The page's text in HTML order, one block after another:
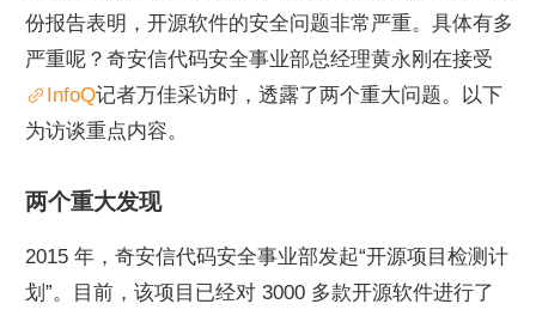
份报告表明，开源软件的安全问题非常严重。具体有多
严重呢？奇安信代码安全事业部总经理黄永刚在接受
InfoQ记者万佳采访时，透露了两个重大问题。以下
为访谈重点内容。
两个重大发现
2015 年，奇安信代码安全事业部发起“开源项目检测计
划”。目前，该项目已经对 3000 多款开源软件进行了